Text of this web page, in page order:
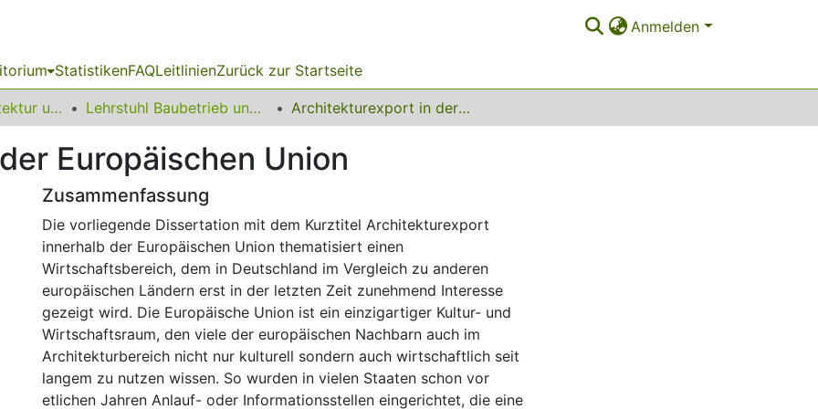
Anmelden
StatistikenFAQLeitlinienZurück zur Startseite
10 Fakultät Architektur und Bauingenieurwesen Lehrstuhl Baubetrieb und Bauprozessmanagement Architekturexport in der Europäischen Union
Europäischen Union
Zusammenfassung
Die vorliegende Dissertation mit dem Kurztitel Architekturexport
innerhalb der Europäischen Union thematisiert einen
Wirtschaftsbereich, dem in Deutschland im Vergleich zu anderen
europäischen Ländern erst in der letzten Zeit zunehmend Interesse
gezeigt wird. Die Europäische Union ist ein einzigartiger Kultur- und
Wirtschaftsraum, den viele der europäischen Nachbarn auch im
Architekturbereich nicht nur kulturell sondern auch wirtschaftlich seit
langem zu nutzen wissen. So wurden in vielen Staaten schon vor
etlichen Jahren Anlauf- oder Informationsstellen eingerichtet, die eine